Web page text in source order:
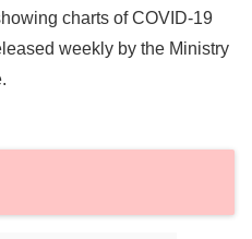
charts of COVID-19
weekly by the Ministry